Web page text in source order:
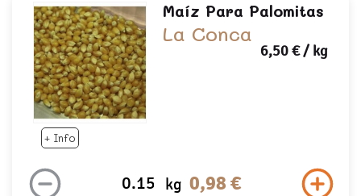
+ Info
Maíz Para Palomitas
La Conca
6,50 €/ kg
kg 0,98 €